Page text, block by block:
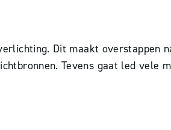
Dit maakt overstappen
Tevens gaat led vele